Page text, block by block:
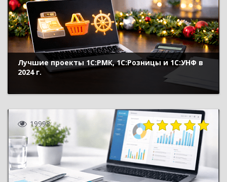
Лучшие проекты 1С:РМК, 1С:Розницы и 1С:УНФ в
2024 г.
19998